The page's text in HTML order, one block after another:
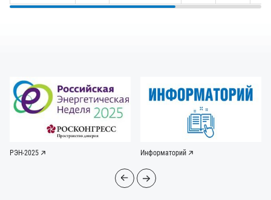
РЭН-2025 Информаторий